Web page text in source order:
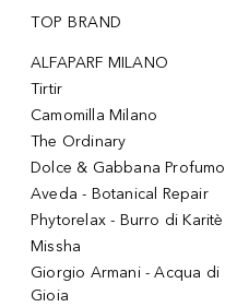
TOP BRAND
ALFAPARF MILANO
Tirtir
Camomilla Milano
The Ordinary
Dolce & Gabbana Profumo
Aveda - Botanical Repair
Phytorelax - Burro di Karitè
Missha
Giorgio Armani - Acqua di
Gioia